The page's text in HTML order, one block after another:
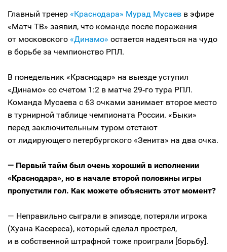
Главный тренер «Краснодара» Мурад Мусаев в эфире
«Матч ТВ» заявил, что команде после поражения
от московского «Динамо» остается надеяться на чудо
в борьбе за чемпионство РПЛ.
В понедельник «Краснодар» на выезде уступил
«Динамо» со счетом 1:2 в матче 29‑го тура РПЛ.
Команда Мусаева с 63 очками занимает второе место
в турнирной таблице чемпионата России. «Быки»
перед заключительным туром отстают
от лидирующего петербургского «Зенита» на два очка.
— Первый тайм был очень хороший в исполнении
«Краснодара», но в начале второй половины игры
пропустили гол. Как можете объяснить этот момент?
— Неправильно сыграли в эпизоде, потеряли игрока
(Хуана Касереса), который сделал прострел,
и в собственной штрафной тоже проиграли [борьбу].